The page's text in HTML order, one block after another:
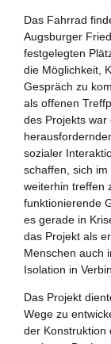
Bildung für
Büro für
Aktuelles
Mitmachen ?
Das Fahrrad
Augsburger
festgelegten
die Möglichkeit,
Gespräch zu
als offenen
des Projekts war
sozialer
schaffen, sich
weiterhin treffen
funktionierende
es gerade in
das Projekt als
Menschen auch
Isolation in
Das Projekt
Wege zu
der Konstruktion